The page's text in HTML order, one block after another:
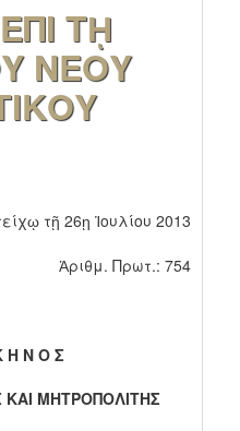
Τῌ
ΝΕΟΥ
τῇ 26ῃ Ἰουλίου 2013
Ἀριθμ. Πρωτ.: 754
H Ν O Σ
ΜΗΤΡΟΠΟΛΙΤΗΣ